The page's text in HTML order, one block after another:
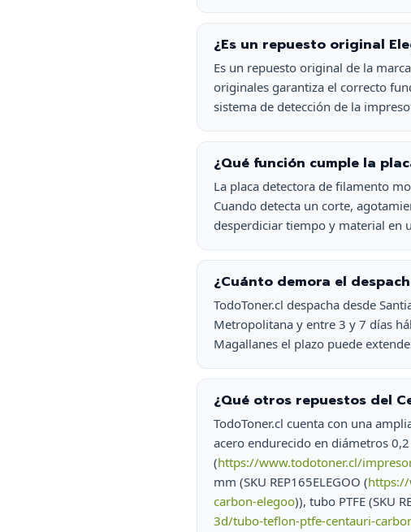
¿Es un repuesto original
Es un repuesto original de la
originales garantiza el correcto
sistema de detección de la
¿Qué función cumple la
La placa detectora de filamento
Cuando detecta un corte,
desperdiciar tiempo y material en
¿Cuánto demora el
TodoToner.cl despacha desde
Metropolitana y entre 3 y 7 días
Magallanes el plazo puede
¿Qué otros repuestos del
TodoToner.cl cuenta con una
acero endurecido en diámetros
(https://www.todotoner.cl/
mm (SKU REP165ELEGOO (
carbon-elegoo)), tubo PTFE (SKU
3d/tubo-teflon-ptfe-centauri-